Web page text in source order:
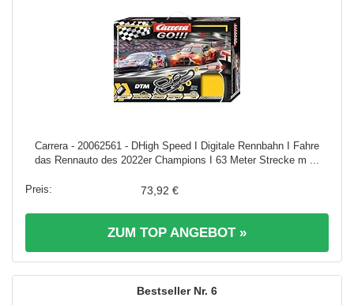
Carrera - 20062561 - DHigh Speed I Digitale Rennbahn I Fahre
das Rennauto des 2022er Champions I 63 Meter Strecke m ...
73,92 €
ZUM TOP ANGEBOT »
6